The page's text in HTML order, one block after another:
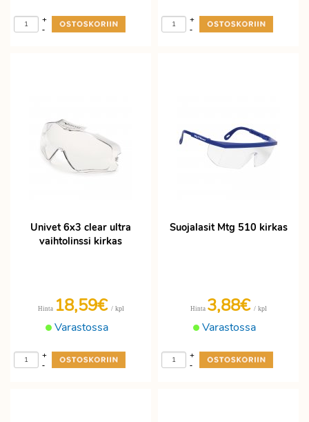
-
+
-
+
Univet 6x3 clear ultra
vaihtolinssi kirkas
Varastossa
Hinta 18,59€ / kpl
-
+
Suojalasit Mtg 510 kirkas
Varastossa
Hinta 3,88€ / kpl
-
+